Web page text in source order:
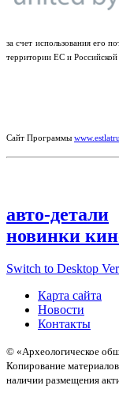
за счет использования его
территории ЕС и
Сайт Программы
авто-детали
новинки
Switch to Desktop
Карта сайта
Новости
Контакты
© «Археологическое
Копирование
наличии размещения